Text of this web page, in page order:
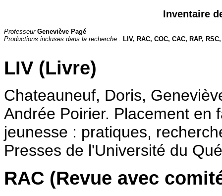
Inventaire
Professeur Geneviève Pagé
Productions incluses dans la recherche : LIV, RAC, COC, CAC, RAP,
LIV (Livre)
Chateauneuf, Doris,
Andrée Poirier. Placement en
jeunesse : pratiques,
Presses de l'Université du
RAC (Revue avec